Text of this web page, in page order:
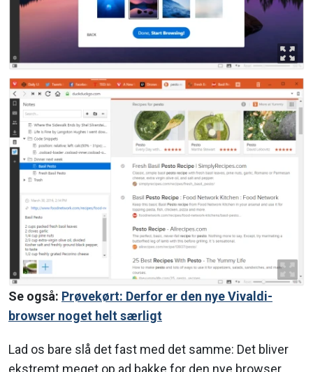
Se også: Prøvekørt: Derfor er den nye Vivaldi-
browser noget helt særligt
Lad os bare slå det fast med det samme: Det bliver
ekstremt meget op ad bakke for den nye browser